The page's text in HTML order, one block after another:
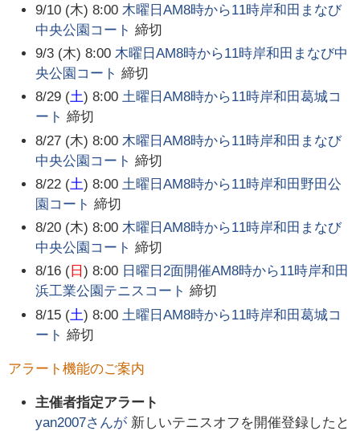
9/10 (木) 8:00 木曜日AM8時から11時岸和田まなび
中央公園コート 締切
9/3 (木) 8:00 木曜日AM8時から11時岸和田まなび中
央公園コート 締切
8/29 (土) 8:00 土曜日AM8時から11時岸和田葛城コ
ート 締切
8/27 (木) 8:00 木曜日AM8時から11時岸和田まなび
中央公園コート 締切
8/22 (土) 8:00 土曜日AM8時から11時岸和田野田公
園コート 締切
8/20 (木) 8:00 木曜日AM8時から11時岸和田まなび
中央公園コート 締切
8/16 ( 日) 8:00 日曜日2面開催AM8時から11時岸和田
浜工業公園テニスコート 締切
8/15 (土) 8:00 土曜日AM8時から11時岸和田葛城コ
ート 締切
アラート機能のご案内
主催者指定アラート
yan2007さんが 新しいテニスオフを開催登録したと